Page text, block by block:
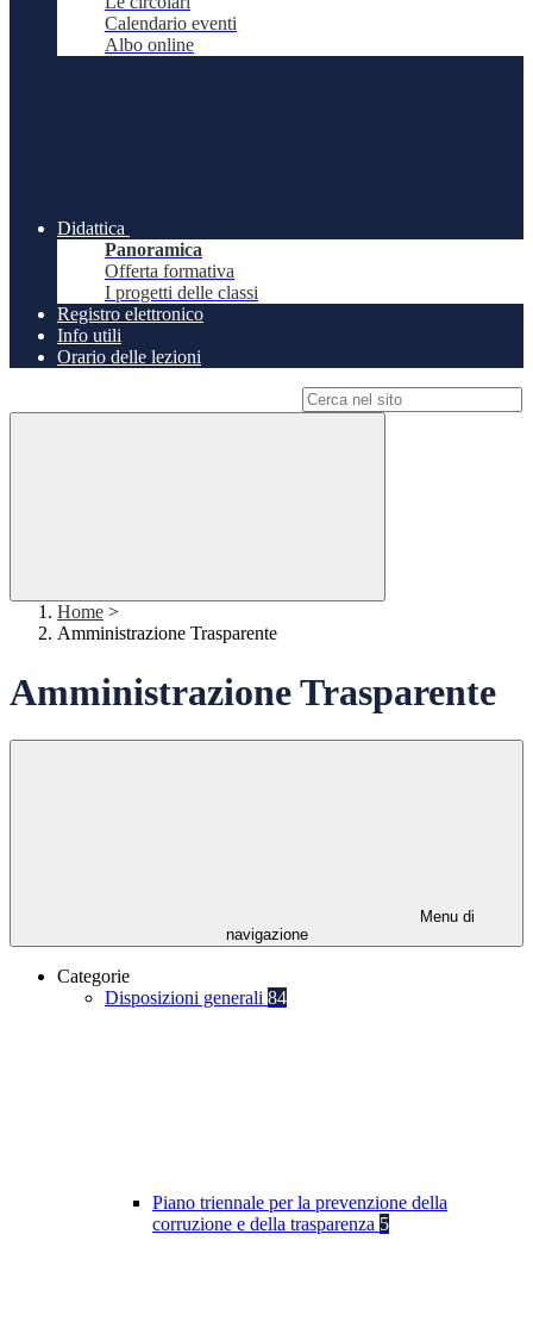
Calendario eventi
Albo online
Didattica
Panoramica
Offerta formativa
I progetti delle classi
Registro elettronico
Info utili
Orario delle lezioni
Home >
Amministrazione Trasparente
Amministrazione Trasparente
Menu di
navigazione
Categorie
Disposizioni generali 84
Piano triennale per la prevenzione della
corruzione e della trasparenza 5